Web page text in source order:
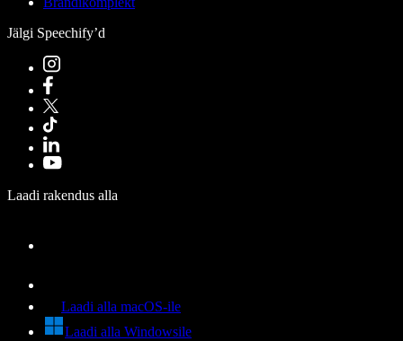
Jälgi Speechify’d
Laadi rakendus alla
Laadi alla macOS-ile
Laadi alla Windowsile